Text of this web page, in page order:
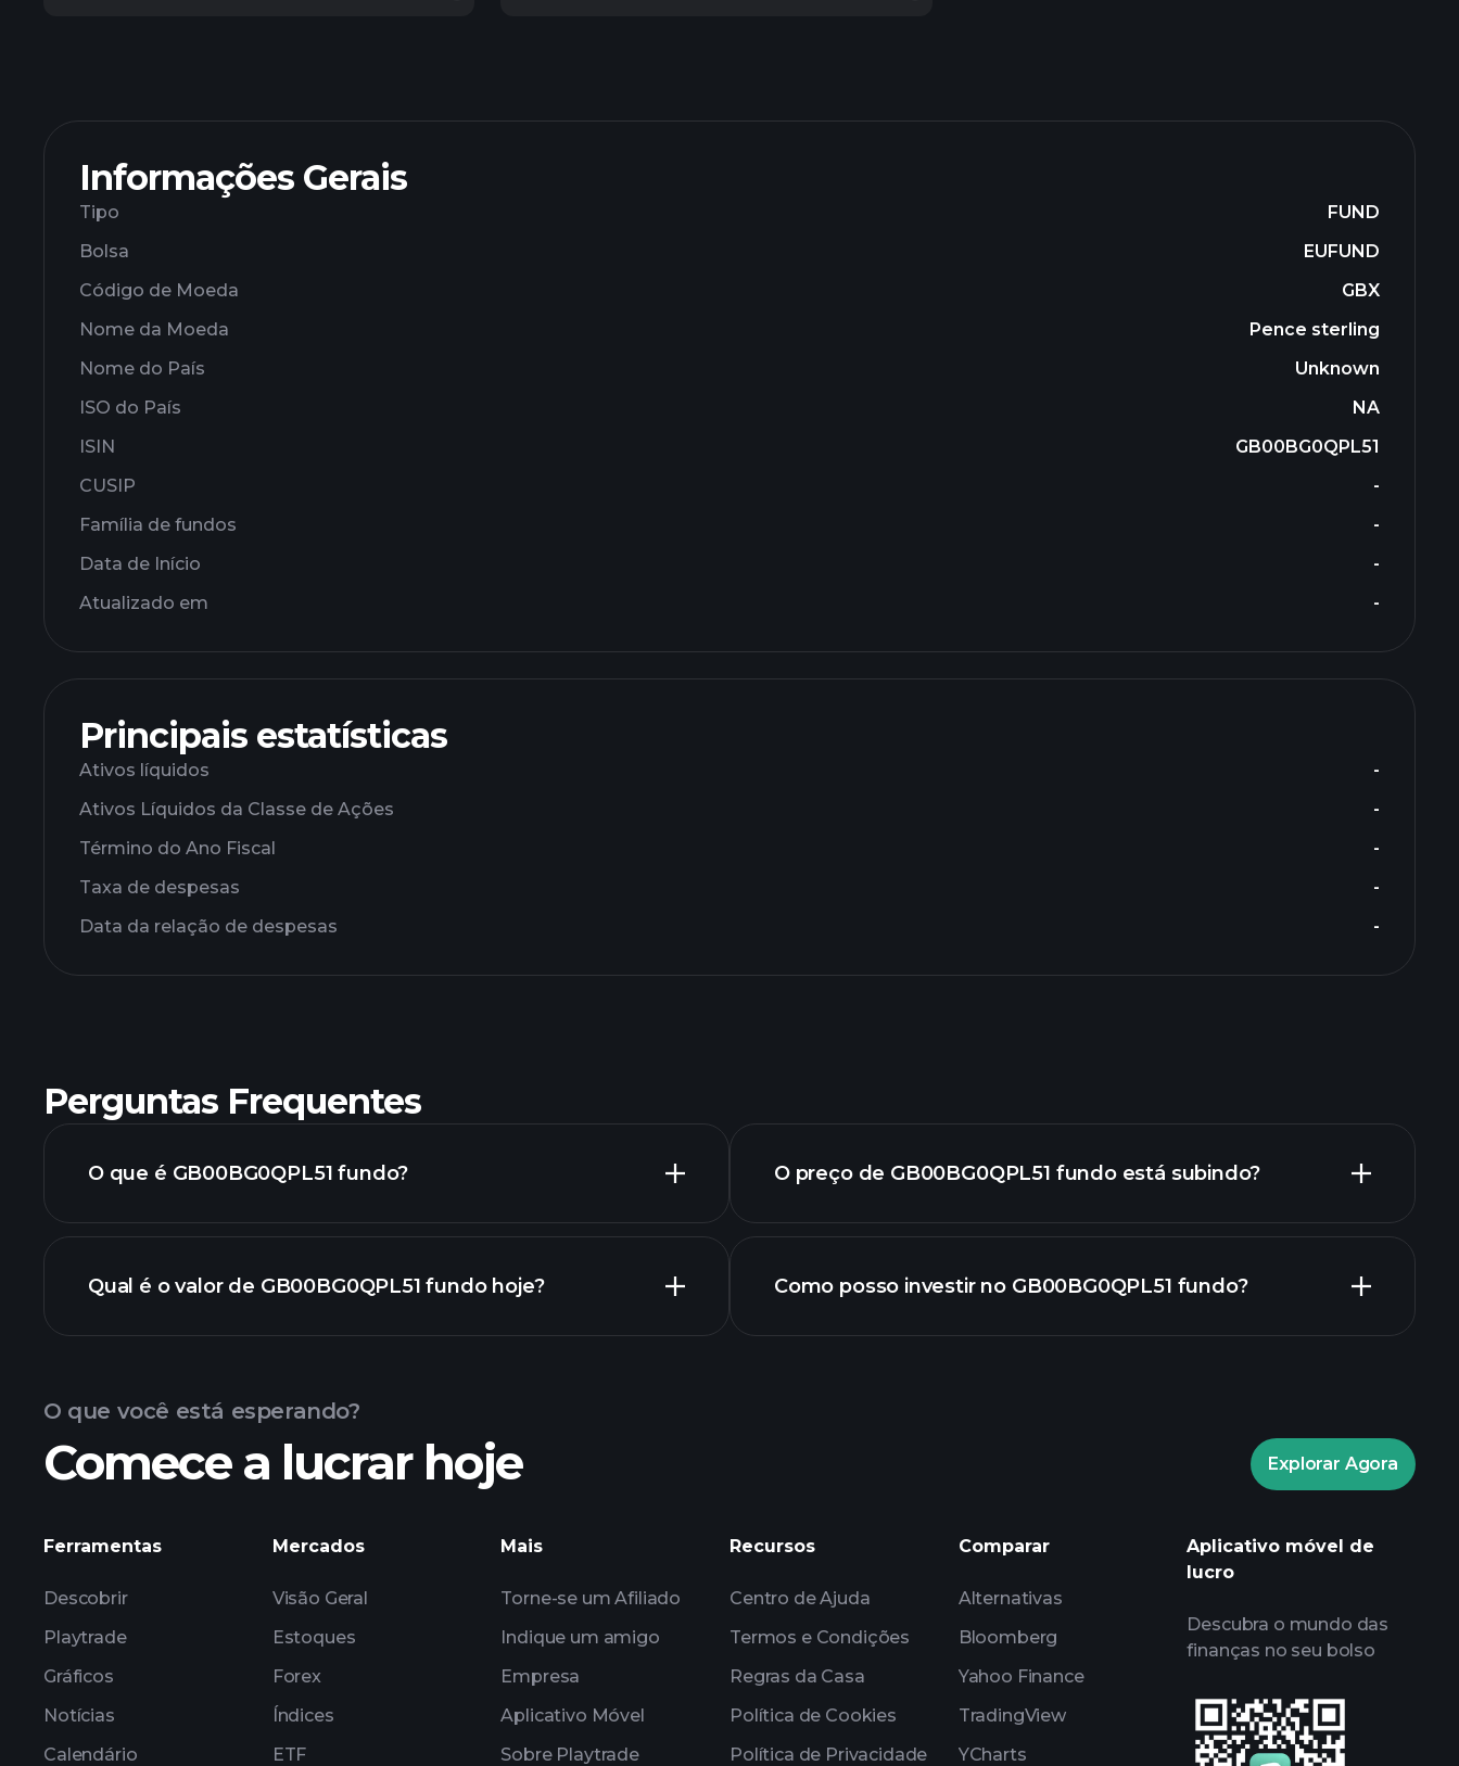
Informações Gerais
Tipo
FUND
Bolsa
EUFUND
Código de Moeda
GBX
Nome da Moeda
Pence sterling
Nome do País
Unknown
ISO do País
NA
ISIN
GB00BG0QPL51
CUSIP
-
Família de fundos
-
Data de Início
-
Atualizado em
-
Principais estatísticas
Ativos líquidos
-
Ativos Líquidos da Classe de Ações
-
Término do Ano Fiscal
-
Taxa de despesas
-
Data da relação de despesas
-
Perguntas Frequentes
O que é GB00BG0QPL51 fundo?
Qual é o valor de GB00BG0QPL51 fundo hoje?
gráfico avançado
O preço de GB00BG0QPL51 fundo está subindo?
gráfico de GB00BG0QPL51 fundo
Como posso investir no GB00BG0QPL51 fundo?
corretor recomendado
O que você está esperando?
Comece a lucrar hoje Explorar Agora
Ferramentas
Descobrir
Playtrade
Gráficos
Notícias
Calendário
Mercados
Visão Geral
Estoques
Forex
Índices
ETF
Mais
Torne-se um Afiliado
Indique um amigo
Empresa
Aplicativo Móvel
Sobre Playtrade
Recursos
Centro de Ajuda
Termos e Condições
Regras da Casa
Política de Cookies
Política de Privacidade
Comparar
Alternativas
Bloomberg
Yahoo Finance
TradingView
YCharts
Aplicativo móvel de
lucro
Descubra o mundo das
finanças no seu bolso